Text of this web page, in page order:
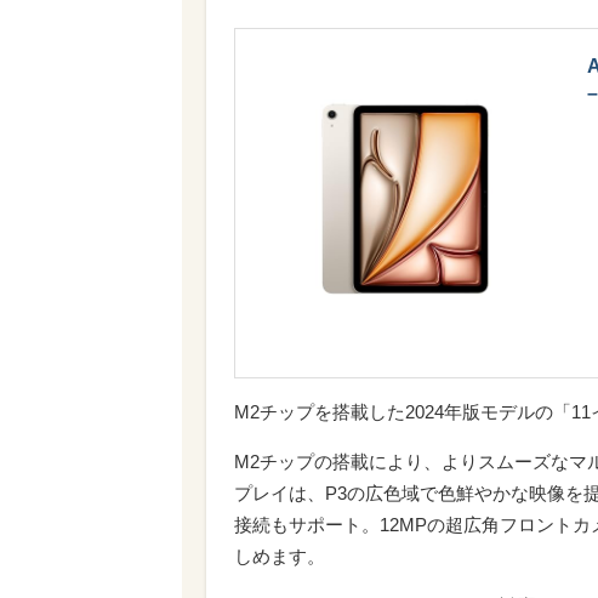
M2チップを搭載した2024年版モデルの「11
M2チップの搭載により、よりスムーズなマ
プレイは、P3の広色域で色鮮やかな映像を
接続もサポート。12MPの超広角フロント
しめます。